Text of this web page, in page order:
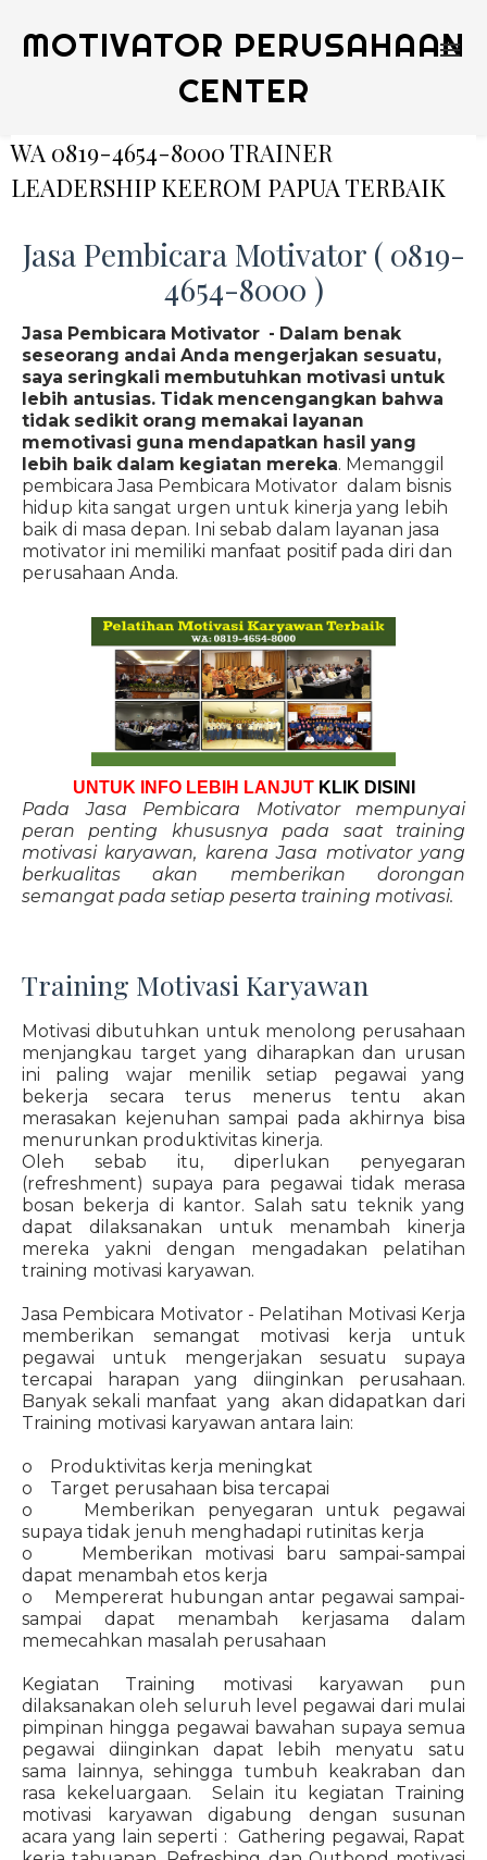
MOTIVATOR PERUSAHAAN
CENTER
WA 0819-4654-8000 TRAINER
LEADERSHIP KEEROM PAPUA TERBAIK
Jasa Pembicara Motivator ( 0819-
4654-8000 )
Jasa Pembicara Motivator - Dalam benak
seseorang andai Anda mengerjakan sesuatu,
saya seringkali membutuhkan motivasi untuk
lebih antusias. Tidak mencengangkan bahwa
tidak sedikit orang memakai layanan
memotivasi guna mendapatkan hasil yang
lebih baik dalam kegiatan mereka. Memanggil
pembicara Jasa Pembicara Motivator dalam bisnis
hidup kita sangat urgen untuk kinerja yang lebih
baik di masa depan. Ini sebab dalam layanan jasa
motivator ini memiliki manfaat positif pada diri dan
perusahaan Anda.
UNTUK INFO LEBIH LANJUT KLIK DISINI
Pada Jasa Pembicara Motivator mempunyai
peran penting khususnya pada saat training
motivasi karyawan, karena Jasa motivator yang
berkualitas akan memberikan dorongan
semangat pada setiap peserta training motivasi.
Training Motivasi Karyawan
Motivasi dibutuhkan untuk menolong perusahaan
menjangkau target yang diharapkan dan urusan
ini paling wajar menilik setiap pegawai yang
bekerja secara terus menerus tentu akan
merasakan kejenuhan sampai pada akhirnya bisa
menurunkan produktivitas kinerja.
Oleh sebab itu, diperlukan penyegaran
(refreshment) supaya para pegawai tidak merasa
bosan bekerja di kantor. Salah satu teknik yang
dapat dilaksanakan untuk menambah kinerja
mereka yakni dengan mengadakan pelatihan
training motivasi karyawan.
Jasa Pembicara Motivator - Pelatihan Motivasi Kerja
memberikan semangat motivasi kerja untuk
pegawai untuk mengerjakan sesuatu supaya
tercapai harapan yang diinginkan perusahaan.
Banyak sekali manfaat yang akan didapatkan dari
Training motivasi karyawan antara lain:
o Produktivitas kerja meningkat
o Target perusahaan bisa tercapai
o Memberikan penyegaran untuk pegawai
supaya tidak jenuh menghadapi rutinitas kerja
o Memberikan motivasi baru sampai-sampai
dapat menambah etos kerja
o Mempererat hubungan antar pegawai sampai-
sampai dapat menambah kerjasama dalam
memecahkan masalah perusahaan
Kegiatan Training motivasi karyawan pun
dilaksanakan oleh seluruh level pegawai dari mulai
pimpinan hingga pegawai bawahan supaya semua
pegawai diinginkan dapat lebih menyatu satu
sama lainnya, sehingga tumbuh keakraban dan
rasa kekeluargaan. Selain itu kegiatan Training
motivasi karyawan digabung dengan susunan
acara yang lain seperti : Gathering pegawai, Rapat